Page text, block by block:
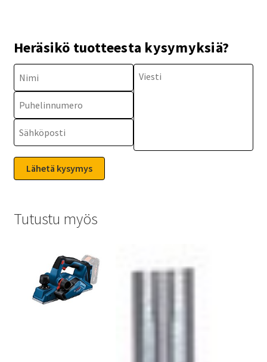
Heräsikö tuotteesta kysymyksiä?
Tutustu myös